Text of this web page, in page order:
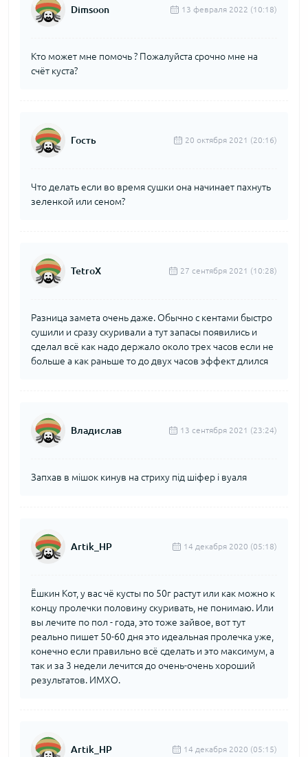
Dimsoon 13 февраля 2022 (10:18)
Кто может мне помочь ? Пожалуйста срочно мне на
счёт куста?
Гость 20 октября 2021 (20:16)
Что делать если во время сушки она начинает пахнуть
зеленкой или сеном?
TetroX 27 сентября 2021 (10:28)
Разница замета очень даже. Обычно с кентами быстро
сушили и сразу скуривали а тут запасы появились и
сделал всё как надо держало около трех часов если не
больше а как раньше то до двух часов эффект длился
Владислав 13 сентября 2021 (23:24)
Запхав в мішок кинув на стриху під шіфер і вуаля
Artik_HP 14 декабря 2020 (05:18)
Ёшкин Кот, у вас чё кусты по 50г растут или как можно к
концу пролечки половину скуривать, не понимаю. Или
вы лечите по пол - года, это тоже зайвое, вот тут
реально пишет 50-60 дня это идеальная пролечка уже,
конечно если правильно всё сделать и это максимум, а
так и за 3 недели лечится до очень-очень хороший
результатов. ИМХО.
Artik_HP 14 декабря 2020 (05:15)